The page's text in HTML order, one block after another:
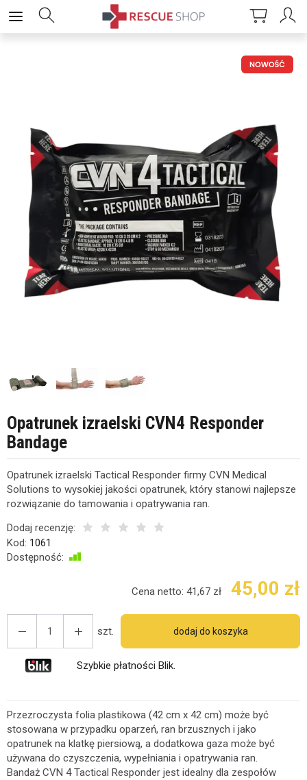
Opatrunek izraelski CVN4 Responder
Bandage
Opatrunek izraelski Tactical Responder firmy CVN Medical
Solutions to wysokiej jakości opatrunek, który stanowi najlepsze
rozwiązanie do tamowania i opatrywania ran.
Dodaj recenzję:
Kod: 1061
Dostępność:
Cena netto: 41,67 zł 45,00 zł
szt. dodaj do koszyka
Szybkie płatności Blik.
Przezroczysta folia plastikowa (42 cm x 42 cm) może być
stosowana w przypadku oparzeń, ran brzusznych i jako
opatrunek na klatkę piersiową, a dodatkowa gaza może być
używana do czyszczenia, wypełniania i opatrywania ran.
Bandaż CVN 4 Tactical Responder jest idealny dla zespołów